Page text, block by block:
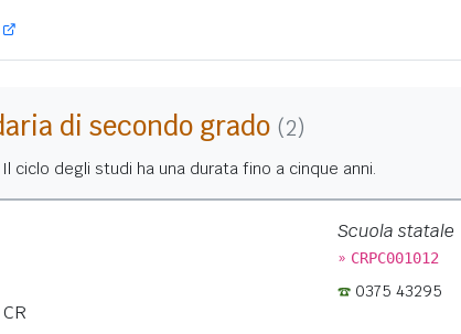
di secondo grado (2)
Il ciclo degli studi ha una durata fino a cinque anni.
CR
Scuola statale
» CRPC001012
0375 43295